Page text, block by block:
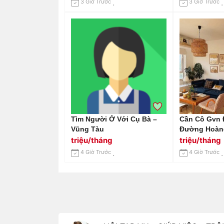
Tìm Người Ở Với Cụ Bà –
Vũng Tàu
triệu/tháng
4 Giờ Trước
Cần Cô Gvn
Đường
Phường Tân
9tr
triệu/tháng
4 Giờ Trước